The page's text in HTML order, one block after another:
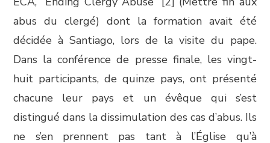
abus du clergé) dont la formation avait été
décidée à Santiago, lors de la visite du pape.
Dans la conférence de presse finale, les vingt-
huit participants, de quinze pays, ont présenté
chacune leur pays et un évêque qui s’est
distingué dans la dissimulation des cas d’abus. Ils
ne s’en prennent pas tant à l’Église qu’à